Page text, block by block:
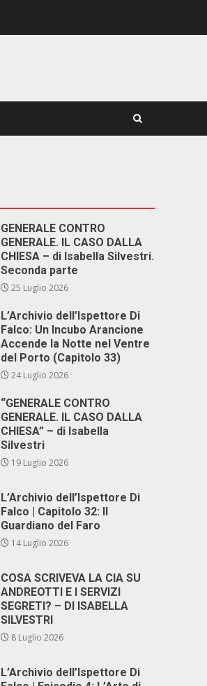
GENERALE CONTRO
GENERALE. IL CASO DALLA
CHIESA – di Isabella Silvestri.
Seconda parte
25 Luglio 2026
L’Archivio dell’Ispettore Di
Falco: Un Incubo Arancione
Accende la Notte nel Ventre
del Porto (Capitolo 33)
24 Luglio 2026
“GENERALE CONTRO
GENERALE. IL CASO DALLA
CHIESA” – di Isabella
Silvestri
19 Luglio 2026
L’Archivio dell’Ispettore Di
Falco | Capitolo 32: Il
Guardiano del Faro
14 Luglio 2026
COSA SCRIVEVA LA CIA SU
ANDREOTTI E I SERVIZI
SEGRETI? – DI ISABELLA
SILVESTRI
8 Luglio 2026
L’Archivio dell’Ispettore Di